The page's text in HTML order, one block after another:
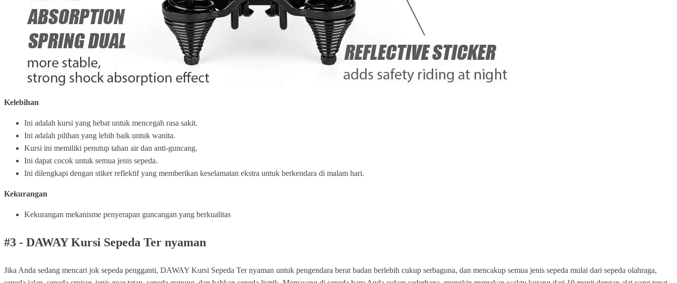
Kelebihan
Ini adalah kursi yang hebat untuk mencegah rasa sakit.
Ini adalah pilihan yang lebih baik untuk wanita.
Kursi ini memiliki penutup tahan air dan anti-guncang.
Ini dapat cocok untuk semua jenis sepeda.
Ini dilengkapi dengan stiker reflektif yang memberikan keselamatan ekstra untuk berkendara di malam hari.
Kekurangan
Kekurangan mekanisme penyerapan guncangan yang berkualitas
#3 - DAWAY Kursi Sepeda Ter nyaman
Jika Anda sedang mencari jok sepeda pengganti, DAWAY Kursi Sepeda Ter nyaman untuk pengendara berat badan berlebih cukup serbaguna, dan mencakup semua jenis sepeda mulai dari sepeda olahraga,